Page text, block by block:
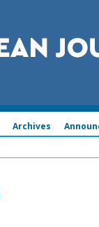
Archives